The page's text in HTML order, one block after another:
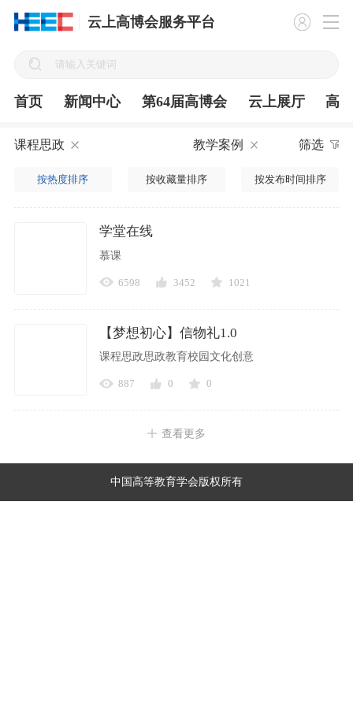
云上高博会服务平台
首页 新闻中心 第64届高博会 云上展厅 高
课程思政 教学案例 筛选
按热度排序 按收藏量排序 按发布时间排序
学堂在线
慕课
6598 3452 1021
【梦想初心】信物礼1.0
课程思政思政教育校园文化创意
887 0 0
查看更多
中国高等教育学会版权所有